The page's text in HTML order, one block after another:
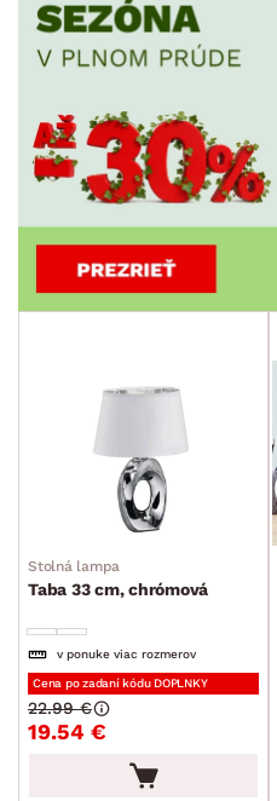
Stolná lampa
Taba 33 cm, chrómová
v ponuke viac rozmerov
Cena po zadaní kódu DOPLNKY
19.54 €
22.99 €